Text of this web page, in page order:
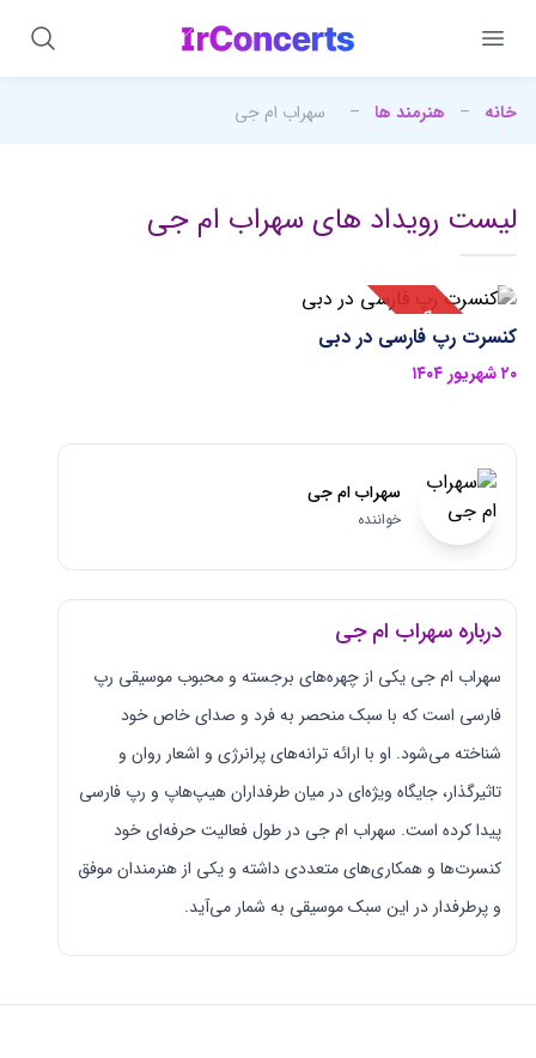
خانه – هنرمند ها – سهراب ام جی
لیست رویداد های سهراب ام جی
کنسرت رپ فارسی در دبی
۲۰ شهریور ۱۴۰۴
سهراب ام جی
خواننده
درباره سهراب ام جی
سهراب ام جی یکی از چهره‌های برجسته و محبوب موسیقی رپ
فارسی است که با سبک منحصر به فرد و صدای خاص خود
شناخته می‌شود. او با ارائه ترانه‌های پرانرژی و اشعار روان و
تاثیرگذار، جایگاه ویژه‌ای در میان طرفداران هیپ‌هاپ و رپ فارسی
پیدا کرده است. سهراب ام جی در طول فعالیت حرفه‌ای خود
کنسرت‌ها و همکاری‌های متعددی داشته و یکی از هنرمندان موفق
و پرطرفدار در این سبک موسیقی به شمار می‌آید.